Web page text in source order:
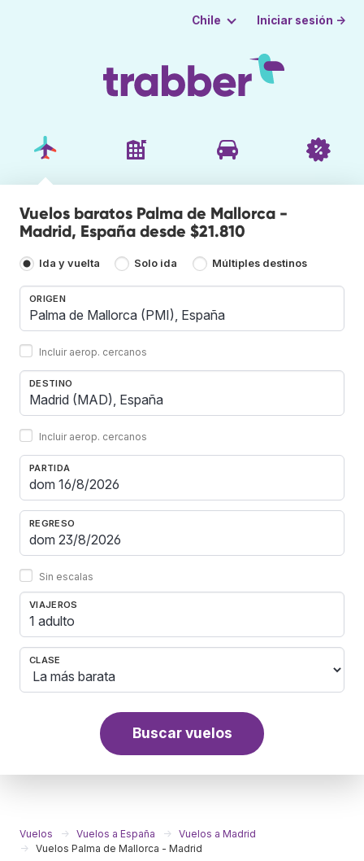
Chile Iniciar sesión →
Vuelos baratos Palma de Mallorca -
Madrid, España desde $21.810
Ida y vuelta Solo ida Múltiples destinos
ORIGEN
Incluir aerop. cercanos
DESTINO
Incluir aerop. cercanos
PARTIDA
REGRESO
Sin escalas
VIAJEROS
1 adulto
CLASE
Buscar vuelos
Vuelos Vuelos a España
Vuelos a Madrid
Vuelos Palma de Mallorca - Madrid